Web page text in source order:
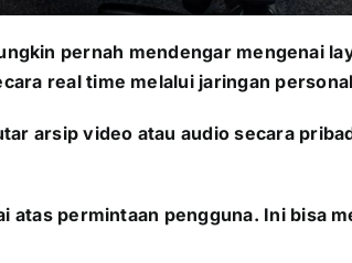
pernah mendengar mengenai
real time melalui jaringan
arsip video atau audio secara
permintaan pengguna. Ini bisa